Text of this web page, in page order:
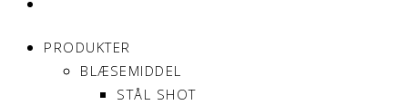
PRODUKTER
BLÆSEMIDDEL
STÅL SHOT